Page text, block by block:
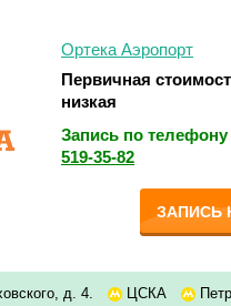
Ортека Аэропорт
Первичная
низкая
Запись по телефону
519-35-82
ЗАПИСЬ
д. 4. ЦСКА